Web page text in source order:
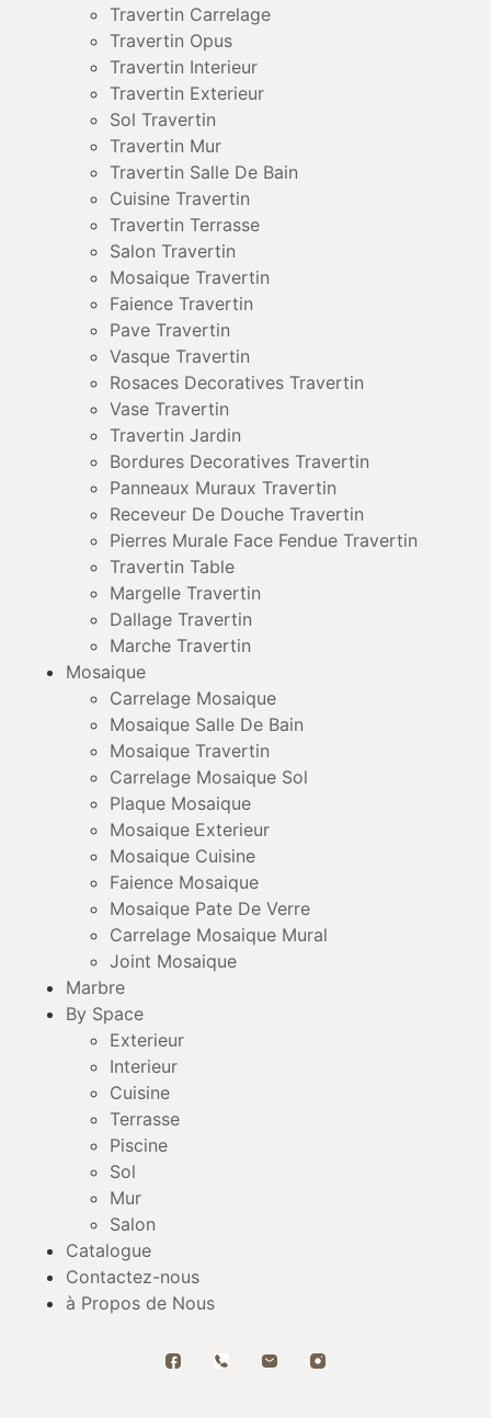
Travertin Carrelage
Travertin Opus
Travertin Interieur
Travertin Exterieur
Sol Travertin
Travertin Mur
Travertin Salle De Bain
Cuisine Travertin
Travertin Terrasse
Salon Travertin
Mosaique Travertin
Faience Travertin
Pave Travertin
Vasque Travertin
Rosaces Decoratives Travertin
Vase Travertin
Travertin Jardin
Bordures Decoratives Travertin
Panneaux Muraux Travertin
Receveur De Douche Travertin
Pierres Murale Face Fendue Travertin
Travertin Table
Margelle Travertin
Dallage Travertin
Marche Travertin
Mosaique
Carrelage Mosaique
Mosaique Salle De Bain
Mosaique Travertin
Carrelage Mosaique Sol
Plaque Mosaique
Mosaique Exterieur
Mosaique Cuisine
Faience Mosaique
Mosaique Pate De Verre
Carrelage Mosaique Mural
Joint Mosaique
Marbre
By Space
Exterieur
Interieur
Cuisine
Terrasse
Piscine
Sol
Mur
Salon
Catalogue
Contactez-nous
à Propos de Nous